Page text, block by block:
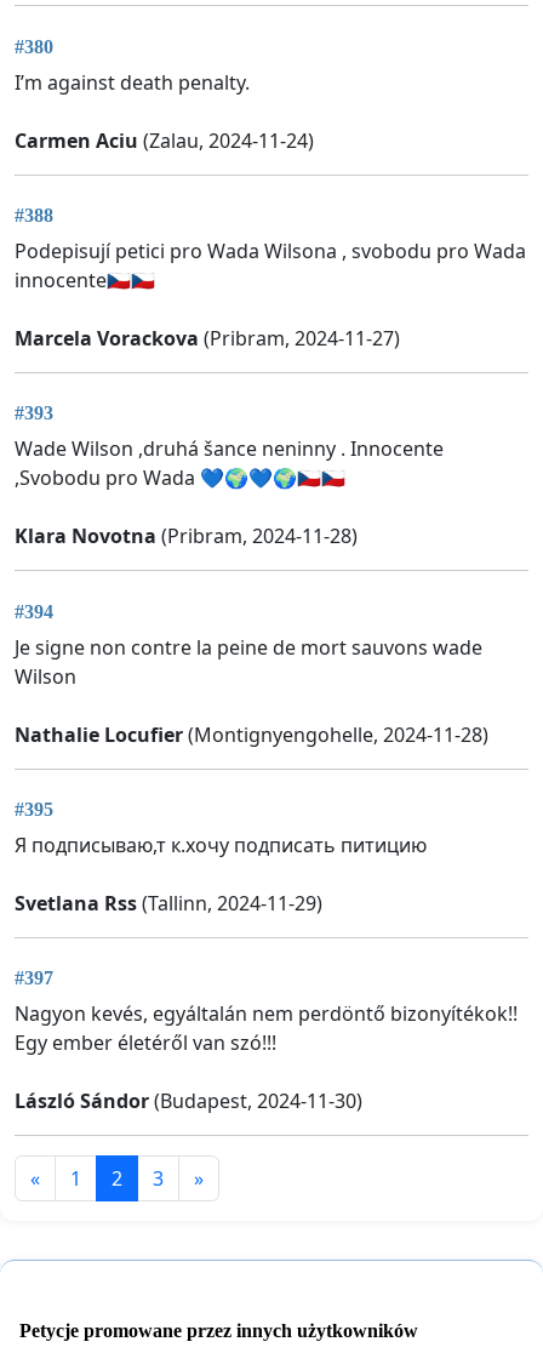
#380
I’m against death penalty.
Carmen Aciu (Zalau, 2024-11-24)
#388
Podepisují petici pro Wada Wilsona , svobodu pro Wada
innocente🇨🇿🇨🇿
Marcela Vorackova (Pribram, 2024-11-27)
#393
Wade Wilson ,druhá šance neninny . Innocente
,Svobodu pro Wada 💙🌍💙🌍🇨🇿🇨🇿
Klara Novotna (Pribram, 2024-11-28)
#394
Je signe non contre la peine de mort sauvons wade
Wilson
Nathalie Locufier(Montignyengohelle, 2024-11-28)
#395
Я подписываю,т к.хочу подписать питицию
Svetlana Rss(Tallinn, 2024-11-29)
#397
Nagyon kevés, egyáltalán nem perdöntő bizonyítékok!!
Egy ember életéről van szó!!!
László Sándor(Budapest, 2024-11-30)
« 1 2 3 »
Petycje promowane przez innych użytkowników